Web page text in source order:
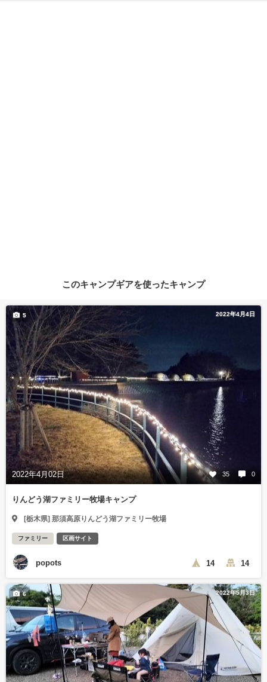
このキャンプギアを使ったキャンプ
2022年4月4日
2022年4月02日 35 0
5
りんどう湖ファミリー牧場キャンプ
[栃木県] 那須高原りんどう湖ファミリー牧場
ファミリー 区画サイト
popots 14 14
2022年5月3日
6